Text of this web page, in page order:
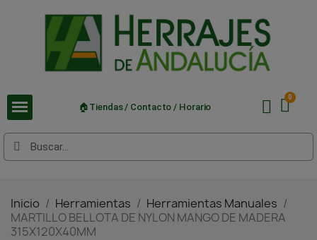
🏠Tiendas / Contacto / Horario
Inicio Herramientas
Herramientas Manuales
MARTILLO BELLOTA DE NYLON MANGO DE MADERA
315X120X40MM